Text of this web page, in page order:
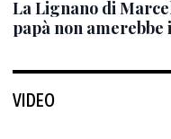
La Lignano di
papà non
VIDEO